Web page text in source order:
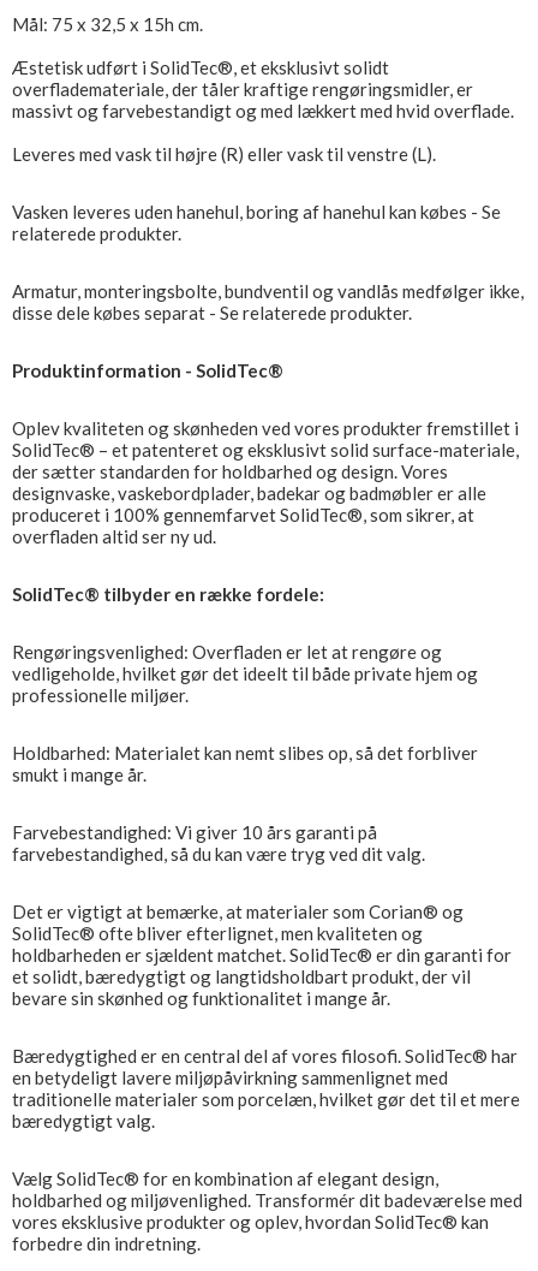
Mål: 75 x 32,5 x 15h cm.
Æstetisk udført i SolidTec®, et eksklusivt solidt
overflademateriale, der tåler kraftige rengøringsmidler, er
massivt og farvebestandigt og med lækkert med hvid overflade.
Leveres med vask til højre (R) eller vask til venstre (L).
Vasken leveres uden hanehul, boring af hanehul kan købes - Se
relaterede produkter.
Armatur, monteringsbolte, bundventil og vandlås medfølger ikke,
disse dele købes separat - Se relaterede produkter.
Produktinformation - SolidTec®
Oplev kvaliteten og skønheden ved vores produkter fremstillet i
SolidTec® – et patenteret og eksklusivt solid surface-materiale,
der sætter standarden for holdbarhed og design. Vores
designvaske, vaskebordplader, badekar og badmøbler er alle
produceret i 100% gennemfarvet SolidTec®, som sikrer, at
overfladen altid ser ny ud.
SolidTec® tilbyder en række fordele:
Rengøringsvenlighed: Overfladen er let at rengøre og
vedligeholde, hvilket gør det ideelt til både private hjem og
professionelle miljøer.
Holdbarhed: Materialet kan nemt slibes op, så det forbliver
smukt i mange år.
Farvebestandighed: Vi giver 10 års garanti på
farvebestandighed, så du kan være tryg ved dit valg.
Det er vigtigt at bemærke, at materialer som Corian® og
SolidTec® ofte bliver efterlignet, men kvaliteten og
holdbarheden er sjældent matchet. SolidTec® er din garanti for
et solidt, bæredygtigt og langtidsholdbart produkt, der vil
bevare sin skønhed og funktionalitet i mange år.
Bæredygtighed er en central del af vores filosofi. SolidTec® har
en betydeligt lavere miljøpåvirkning sammenlignet med
traditionelle materialer som porcelæn, hvilket gør det til et mere
bæredygtigt valg.
Vælg SolidTec® for en kombination af elegant design,
holdbarhed og miljøvenlighed. Transformér dit badeværelse med
vores eksklusive produkter og oplev, hvordan SolidTec® kan
forbedre din indretning.